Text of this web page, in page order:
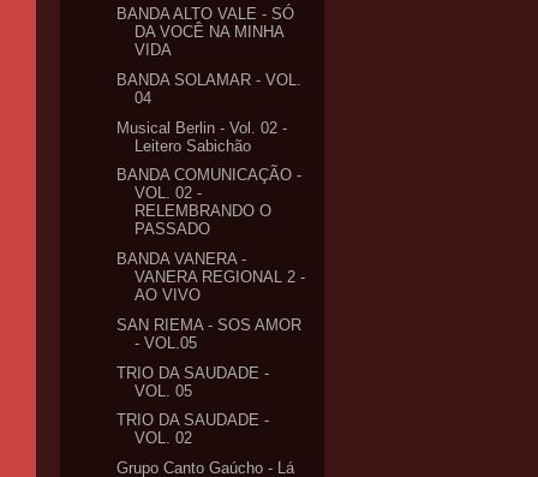
BANDA ALTO VALE - SÓ
DA VOCÊ NA MINHA
VIDA
BANDA SOLAMAR - VOL.
04
Musical Berlin - Vol. 02 -
Leitero Sabichão
BANDA COMUNICAÇÃO -
VOL. 02 -
RELEMBRANDO O
PASSADO
BANDA VANERA -
VANERA REGIONAL 2 -
AO VIVO
SAN RIEMA - SOS AMOR
- VOL.05
TRIO DA SAUDADE -
VOL. 05
TRIO DA SAUDADE -
VOL. 02
Grupo Canto Gaúcho - Lá